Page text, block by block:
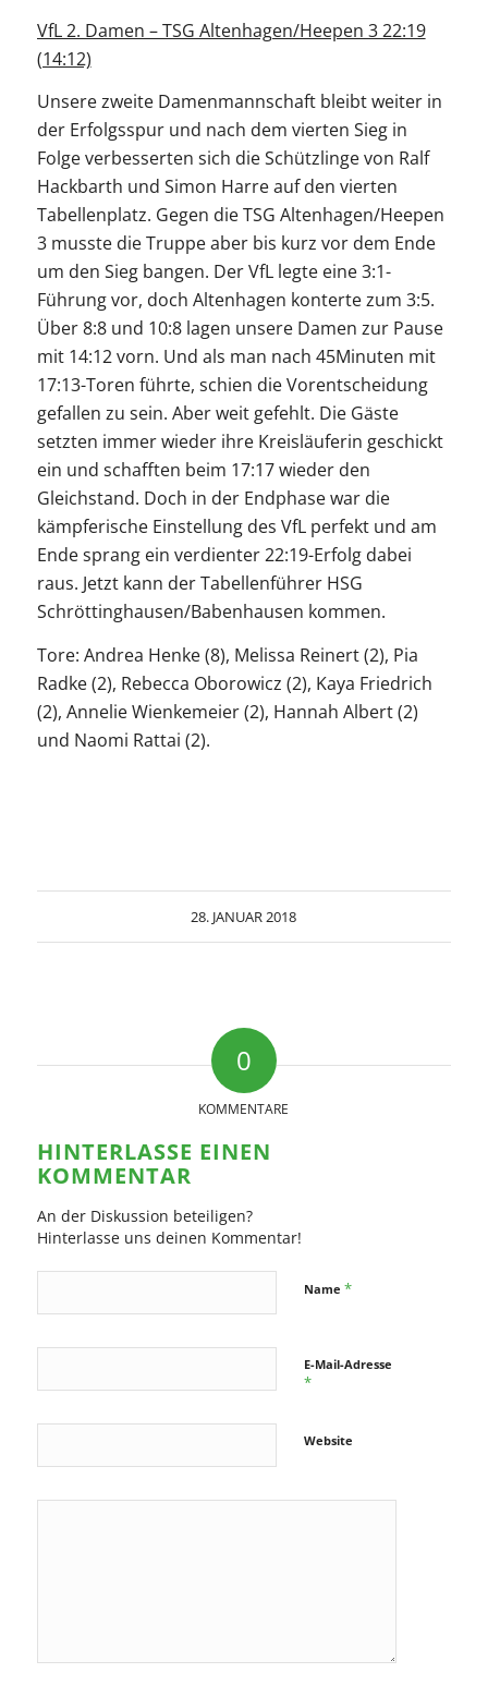
VfL 2. Damen – TSG Altenhagen/Heepen 3 22:19
(14:12)
Unsere zweite Damenmannschaft bleibt weiter in
der Erfolgsspur und nach dem vierten Sieg in
Folge verbesserten sich die Schützlinge von Ralf
Hackbarth und Simon Harre auf den vierten
Tabellenplatz. Gegen die TSG Altenhagen/Heepen
3 musste die Truppe aber bis kurz vor dem Ende
um den Sieg bangen. Der VfL legte eine 3:1-
Führung vor, doch Altenhagen konterte zum 3:5.
Über 8:8 und 10:8 lagen unsere Damen zur Pause
mit 14:12 vorn. Und als man nach 45Minuten mit
17:13-Toren führte, schien die Vorentscheidung
gefallen zu sein. Aber weit gefehlt. Die Gäste
setzten immer wieder ihre Kreisläuferin geschickt
ein und schafften beim 17:17 wieder den
Gleichstand. Doch in der Endphase war die
kämpferische Einstellung des VfL perfekt und am
Ende sprang ein verdienter 22:19-Erfolg dabei
raus. Jetzt kann der Tabellenführer HSG
Schröttinghausen/Babenhausen kommen.
Tore: Andrea Henke (8), Melissa Reinert (2), Pia
Radke (2), Rebecca Oborowicz (2), Kaya Friedrich
(2), Annelie Wienkemeier (2), Hannah Albert (2)
und Naomi Rattai (2).
28. JANUAR 2018
0
KOMMENTARE
HINTERLASSE EINEN
KOMMENTAR
An der Diskussion beteiligen?
Hinterlasse uns deinen Kommentar!
Name *
E-Mail-Adresse
*
Website